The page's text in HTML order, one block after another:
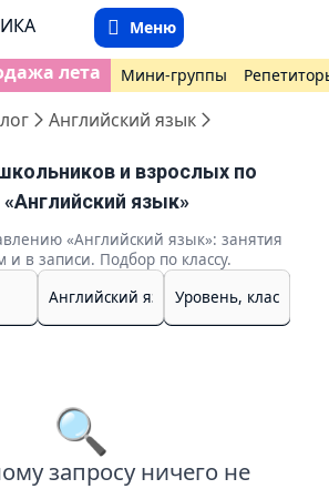
Меню
лета Мини-группы
Английский язык
и взрослых по
язык»
«Английский язык»: занятия
и в записи. Подбор по классу.
🔍
запросу ничего не